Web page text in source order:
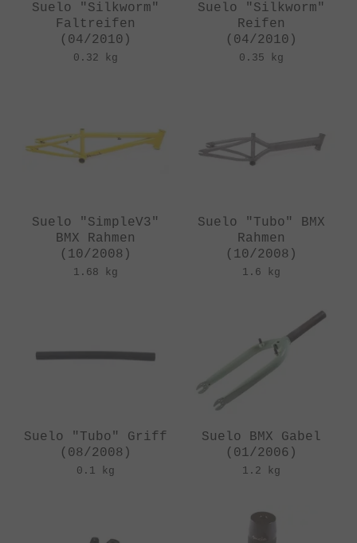
Suelo "Silkworm"
Faltreifen
(04/2010)
0.32 kg
Suelo "Silkworm"
Reifen
(04/2010)
0.35 kg
Suelo "SimpleV3"
BMX Rahmen
(10/2008)
1.68 kg
Suelo "Tubo" BMX
Rahmen
(10/2008)
1.6 kg
Suelo "Tubo" Griff
(08/2008)
0.1 kg
Suelo BMX Gabel
(01/2006)
1.2 kg